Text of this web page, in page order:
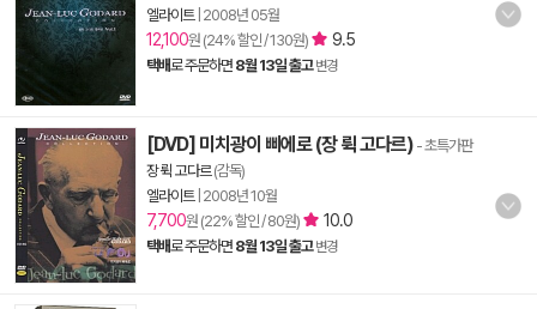
엘라이트| 2008년 05월
12,100원 (24% 할인 / 130원) 9.5
택배로 주문하면 8월 13일 출고 변경
[DVD] 미치광이 삐에로 (장 뤽 고다르) - 초특가판
장 뤽 고다르(감독)
엘라이트| 2008년 10월
7,700원 (22% 할인 / 80원) 10.0
택배로 주문하면 8월 13일 출고 변경